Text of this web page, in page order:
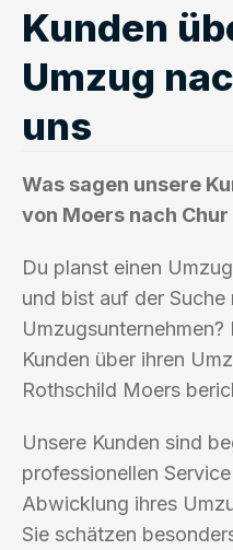
Kunden
Umzug
uns
Was sagen unsere
von Moers nach Chur
Du planst einen
und bist auf der Suche
Kunden über ihren
Rothschild Moers
Unsere Kunden sind
professionellen
Abwicklung ihres
Sie schätzen